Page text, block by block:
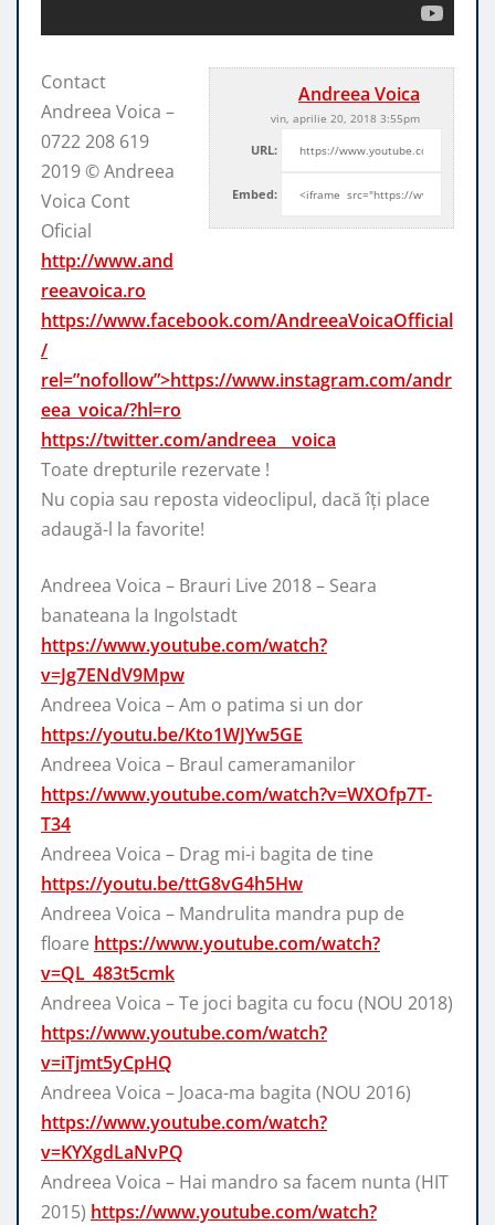
Andreea Voica
vin, aprilie 20, 2018 3:55pm
URL:
Embed:
Contact
Andreea Voica –
0722 208 619
2019 © Andreea
Voica Cont
Oficial
http://www.and
reeavoica.ro
https://www.facebook.com/AndreeaVoicaOfficial
/
rel=”nofollow”>https://www.instagram.com/andr
eea_voica/?hl=ro
https://twitter.com/andreea__voica
Toate drepturile rezervate !
Nu copia sau reposta videoclipul, dacă îți place
adaugă-l la favorite!
Andreea Voica – Brauri Live 2018 – Seara
banateana la Ingolstadt
https://www.youtube.com/watch?
v=Jg7ENdV9Mpw
Andreea Voica – Am o patima si un dor
https://youtu.be/Kto1WJYw5GE
Andreea Voica – Braul cameramanilor
https://www.youtube.com/watch?v=WXOfp7T-
T34
Andreea Voica – Drag mi-i bagita de tine
https://youtu.be/ttG8vG4h5Hw
Andreea Voica – Mandrulita mandra pup de
floare https://www.youtube.com/watch?
v=QL_483t5cmk
Andreea Voica – Te joci bagita cu focu (NOU 2018)
https://www.youtube.com/watch?
v=iTjmt5yCpHQ
Andreea Voica – Joaca-ma bagita (NOU 2016)
https://www.youtube.com/watch?
v=KYXgdLaNvPQ
Andreea Voica – Hai mandro sa facem nunta (HIT
2015) https://www.youtube.com/watch?